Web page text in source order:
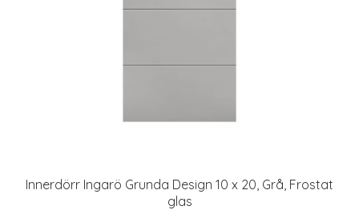
Innerdörr Ingarö Grunda Design 10 x 20, Grå, Frostat
glas